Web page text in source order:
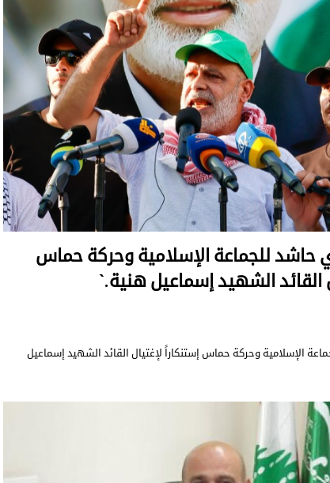
حاشد للجماعة الإسلامية وحركة حماس
القائد الشهيد إسماعيل هنية.`
الإسلامية وحركة حماس إستنكاراً لإغتيال القائد الشهيد إسماعيل